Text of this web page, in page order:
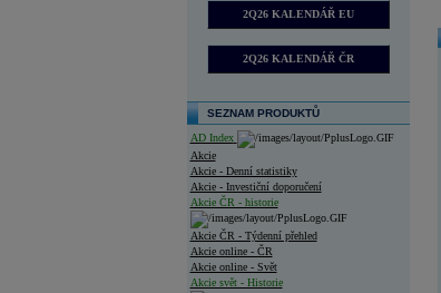
2Q26 KALENDÁŘ EU
2Q26 KALENDÁŘ ČR
SEZNAM PRODUKTŮ
AD Index
Akcie
Akcie - Denní statistiky
Akcie - Investiční doporučení
Akcie ČR - historie
Akcie ČR - Týdenní přehled
Akcie online - ČR
Akcie online - Svět
Akcie svět - Historie